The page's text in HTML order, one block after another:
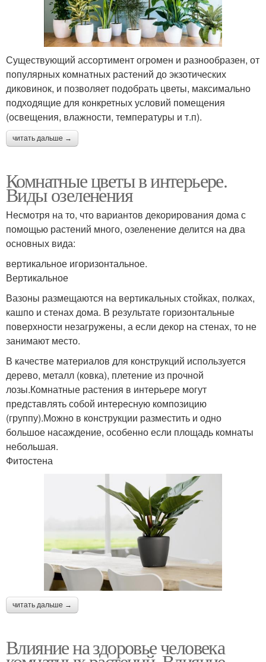
Существующий ассортимент огромен и разнообразен, от
популярных комнатных растений до экзотических
диковинок, и позволяет подобрать цветы, максимально
подходящие для конкретных условий помещения
(освещения, влажности, температуры и т.п).
читать дальше →
Комнатные цветы в интерьере.
Виды озеленения
Несмотря на то, что вариантов декорирования дома с
помощью растений много, озеленение делится на два
основных вида:
вертикальное игоризонтальное.
Вертикальное
Вазоны размещаются на вертикальных стойках, полках,
кашпо и стенах дома. В результате горизонтальные
поверхности незагружены, а если декор на стенах, то не
занимают место.
В качестве материалов для конструкций используется
дерево, металл (ковка), плетение из прочной
лозы.Комнатные растения в интерьере могут
представлять собой интересную композицию
(группу).Можно в конструкции разместить и одно
большое насаждение, особенно если площадь комнаты
небольшая.
Фитостена
читать дальше →
Влияние на здоровье человека